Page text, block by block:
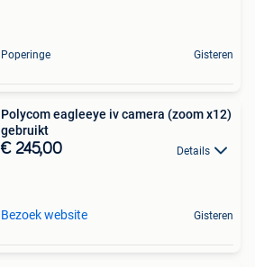
Poperinge Gisteren
Polycom eagleeye iv camera (zoom x12)
gebruikt
€ 245,00 Details
Bezoek website Gisteren